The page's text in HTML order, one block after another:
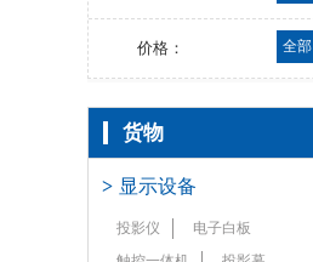
价格： 全部
货物
> 显示设备
投影仪
电子白板